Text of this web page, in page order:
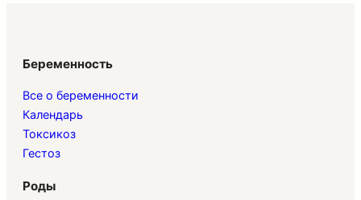
Беременность
Все о беременности
Календарь
Токсикоз
Гестоз
Роды